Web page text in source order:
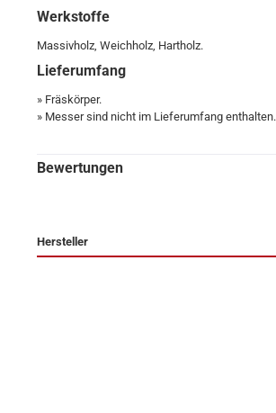
Werkstoffe
Massivholz, Weichholz, Hartholz.
Lieferumfang
» Fräskörper.
» Messer sind nicht im Lieferumfang enthalten.
Bewertungen
Hersteller